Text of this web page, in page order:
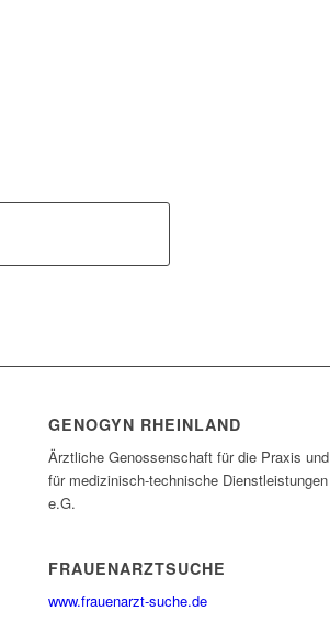
GENOGYN RHEINLAND
Ärztliche Genossenschaft für die Praxis und
für medizinisch-technische Dienstleistungen
e.G.
FRAUENARZTSUCHE
www.frauenarzt-suche.de